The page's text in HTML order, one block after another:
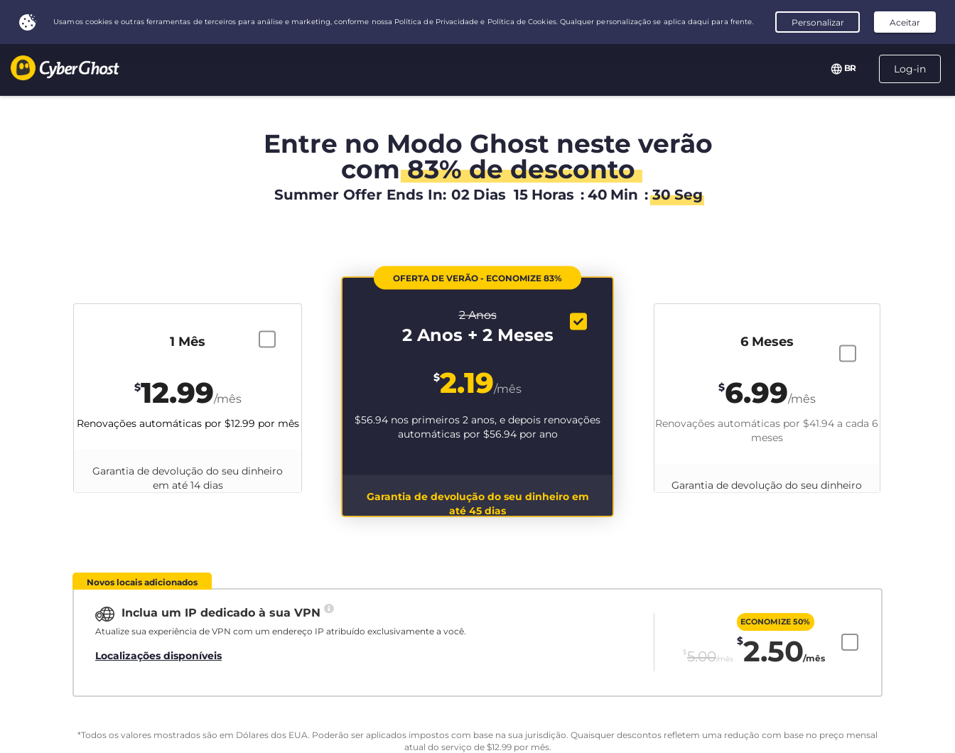
Log-in
BR
Entre no Modo Ghost neste verão
com83% de desconto
Summer Offer Ends In: 02 Dias 15 Horas : 40 Min : 30 Seg
OFERTA DE VERÃO - ECONOMIZE 83%
2 Anos
2 Anos + 2 Meses
$2.19/mês
$56.94 nos primeiros 2 anos, e depois renovações
automáticas por $56.94por ano
Garantia de devolução do seu dinheiro em
até 45 dias
6 Meses
$6.99/mês
Renovações automáticas por $41.94 a cada 6
meses
Garantia de devolução do seu dinheiro
1 Mês
$12.99/mês
Renovações automáticas por $12.99 por mês
Garantia de devolução do seu dinheiro
em até 14 dias
Novos locais adicionados
Inclua um IP dedicado à sua VPN
Atualize sua experiência de VPN com um endereço IP atribuído exclusivamente a você.
Localizações disponíveis $5.00/mês
ECONOMIZE 50%
$2.50/mês
*Todos os valores mostrados são em Dólares dos EUA. Poderão ser aplicados impostos com base na sua jurisdição. Quaisquer descontos refletem uma redução com base no preço mensal
atual do serviço de $12.99por mês.